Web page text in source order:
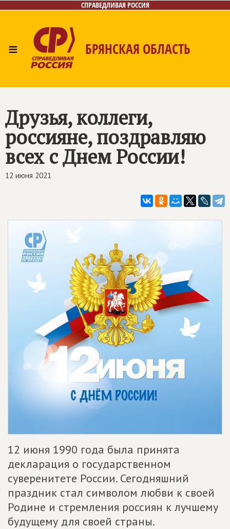
СПРАВЕДЛИВАЯ РОССИЯ
≡ БРЯНСКАЯ ОБЛАСТЬ
Друзья, коллеги,
россияне, поздравляю
всех с Днем России!
12 июня 2021
12 июня 1990 года была принята
декларация о государственном
суверенитете России. Сегодняшний
праздник стал символом любви к своей
Родине и стремления россиян к лучшему
будущему для своей страны.